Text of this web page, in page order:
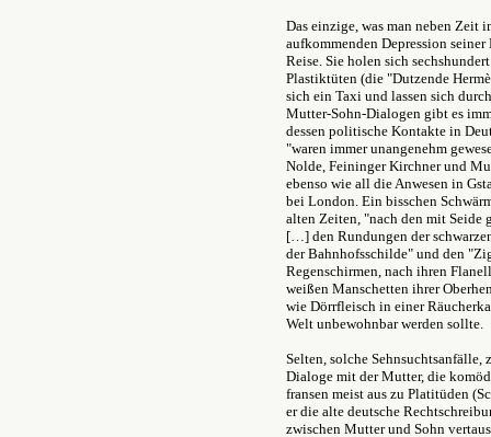
Das einzige, was man neben Zeit
aufkommenden Depression
Reise. Sie holen sich
Plastiktüten (die "Dutzende
sich ein Taxi und lassen sich
Mutter-Sohn-Dialogen gibt es
dessen politische Kontakte in
"waren immer unangenehm
Nolde, Feininger Kirchner und
ebenso wie all die Anwesen in
bei London. Ein bisschen
alten Zeiten, "nach den mit Seide
[…] den Rundungen der
der Bahnhofsschilde" und den
Regenschirmen, nach ihren
weißen Manschetten ihrer
wie Dörrfleisch in einer
Welt unbewohnbar werden sollte.
Selten, solche
Dialoge mit der Mutter, die
fransen meist aus zu Platitüden
er die alte deutsche
zwischen Mutter und Sohn